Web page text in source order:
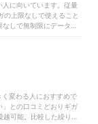
金5,720円／月＋指定
自動更新プラン：2022
月・翌月・翌々月以外
サポートを受けたい人
る人＜おすすめではな
と高速でした。比
トを見るのも難しいほ
時間帯を問わず、高画質
構内や周辺施設21か所
うMNOならではの実
価する口コミどおりだ
あまりお得とはいえま
を比較したところ、使
同じくらい使った場合
イン・店頭のどちらで
に向いています。従量
の上限なしで使えること
しで無制限にデータを
らい安い」との口コミ
たり、買い物に利用し
たりです。通話料金
もうれしいサービスで
、通信速度も高速で
、混雑しやすい昼休み時
変わる人におすすめで
との口コミどおりギガ
可能。比較した繰り越